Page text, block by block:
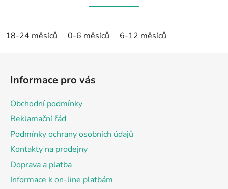
18-24 měsíců 0-6 měsíců 6-12 měsíců
Informace pro vás
Obchodní podmínky
Reklamační řád
Podmínky ochrany osobních údajů
Kontakty na prodejny
Doprava a platba
Informace k on-line platbám